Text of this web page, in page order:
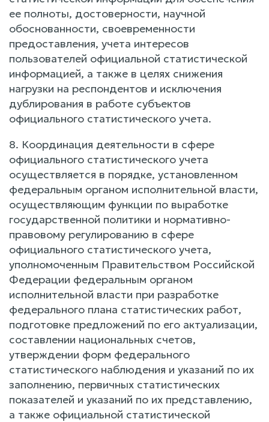
ее полноты, достоверности, научной
обоснованности, своевременности
предоставления, учета интересов
пользователей официальной статистической
информацией, а также в целях снижения
нагрузки на респондентов и исключения
дублирования в работе субъектов
официального статистического учета.
8. Координация деятельности в сфере
официального статистического учета
осуществляется в порядке, установленном
федеральным органом исполнительной власти,
осуществляющим функции по выработке
государственной политики и нормативно-
правовому регулированию в сфере
официального статистического учета,
уполномоченным Правительством Российской
Федерации федеральным органом
исполнительной власти при разработке
федерального плана статистических работ,
подготовке предложений по его актуализации,
составлении национальных счетов,
утверждении форм федерального
статистического наблюдения и указаний по их
заполнению, первичных статистических
показателей и указаний по их представлению,
а также официальной статистической